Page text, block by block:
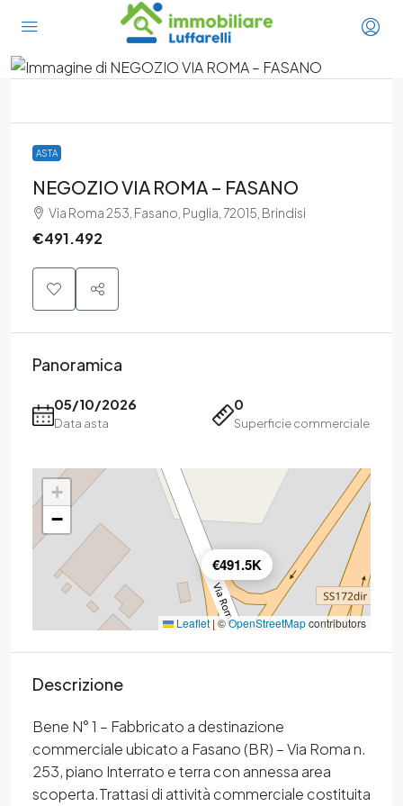
ASTA
NEGOZIO VIA ROMA – FASANO
Via Roma 253, Fasano, Puglia, 72015, Brindisi
€491.492
Panoramica
05/10/2026
Data asta
0
Superficie commerciale
€491.5K
+
−
Leaflet | ©OpenStreetMapcontributors
Descrizione
Bene N° 1 – Fabbricato a destinazione
commerciale ubicato a Fasano (BR) – Via Roma n.
253, piano Interrato e terra con annessa area
scoperta.Trattasi di attività commerciale costituita